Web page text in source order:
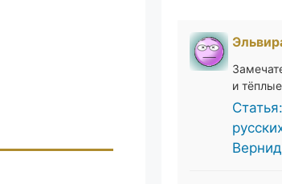
и